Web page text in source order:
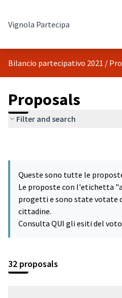
Vignola Partecipa
Bilancio partecipativo 2021 /
Proposals
Filter and search
Queste sono tutte le
Le proposte con l'etichetta
progetti e sono state votate
cittadine.
Consulta QUI gli esiti del
32 proposals